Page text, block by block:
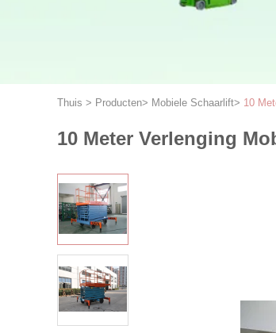
Thuis > Producten> Mobiele Schaarlift> 10
10 Meter Verlenging